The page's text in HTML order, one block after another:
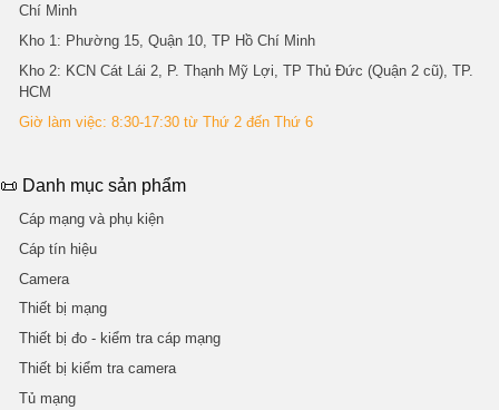
Chí Minh
Kho 1 : Phường 15, Quận 10, TP Hồ Chí Minh
Kho 2: KCN Cát Lái 2, P. Thạnh Mỹ Lợi, TP Thủ Đức (Quận 2 cũ), TP.
HCM
Giờ làm việc: 8:30-17:30 từ Thứ 2 đến Thứ 6
📜 Danh mục sản phẩm
Cáp mạng và phụ kiện
Cáp tín hiệu
Camera
Thiết bị mạng
Thiết bị đo - kiểm tra cáp mạng
Thiết bị kiểm tra camera
Tủ mạng